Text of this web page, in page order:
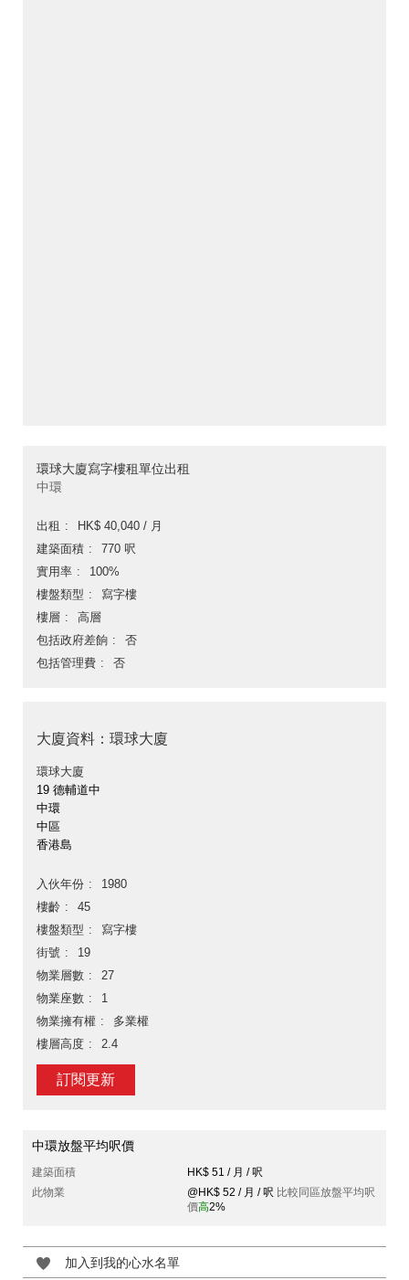
環球大廈寫字樓租單位出租
中環
出租
HK$ 40,040 / 月
建築面積
770 呎
實用率
100%
樓盤類型
寫字樓
樓層
高層
包括政府差餉
否
包括管理費
否
大廈資料：環球大廈
環球大廈
19 德輔道中
中環
中區
香港島
入伙年份
1980
樓齡
45
樓盤類型
寫字樓
街號
19
物業層數
27
物業座數
1
物業擁有權
多業權
樓層高度
2.4
訂閱更新
中環放盤平均呎價
建築面積
HK$ 51 / 月 / 呎
此物業
@HK$ 52 / 月 / 呎 比較同區放盤平均呎
價高2%
加入到我的心水名單